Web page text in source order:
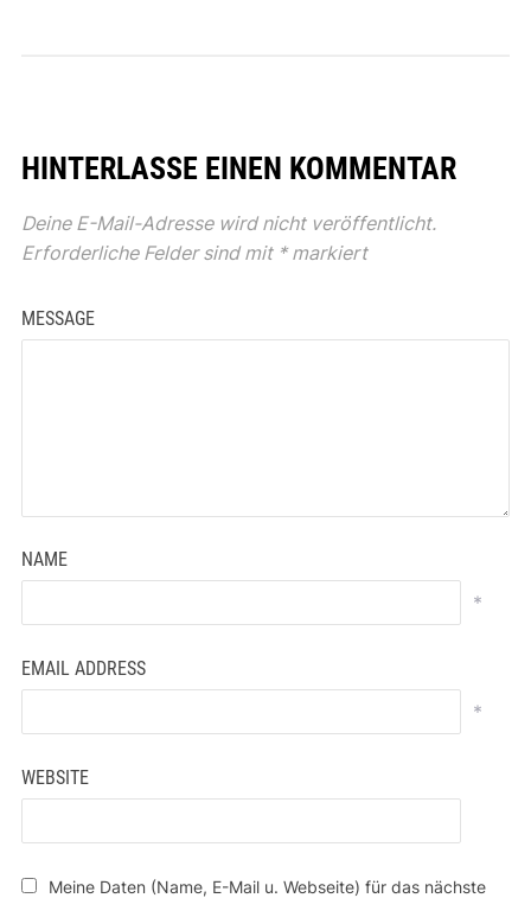
HINTERLASSE EINEN KOMMENTAR
Deine E-Mail-Adresse wird nicht veröffentlicht.
Erforderliche Felder sind mit *markiert
MESSAGE
NAME
*
EMAIL ADDRESS
*
WEBSITE
Meine Daten (Name, E-Mail u. Webseite) für das nächste